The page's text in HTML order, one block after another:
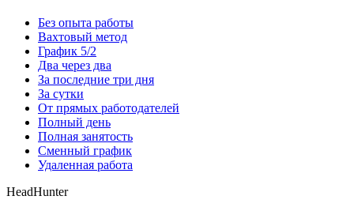
Без опыта работы
Вахтовый метод
График 5/2
Два через два
За последние три дня
За сутки
От прямых работодателей
Полный день
Полная занятость
Сменный график
Удаленная работа
HeadHunter